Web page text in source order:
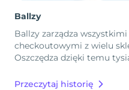
Ballzy
Ballzy zarządza
checkoutowymi z wielu
Oszczędza dzięki temu
Przeczytaj historię